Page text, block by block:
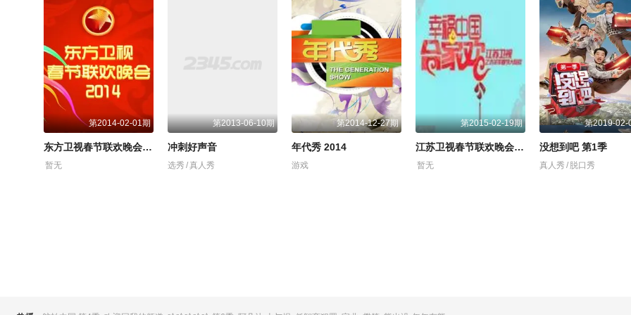
第2014-02-01期
东方卫视春节联欢晚会 2014
暂无
第2013-06-10期
冲刺好声音
选秀 /真人秀
第2014-12-27期
年代秀 2014
游戏
第2015-02-19期
江苏卫视春节联欢晚会 2015
暂无
第2019-02-
没想到吧 第1季
真人秀 / 脱口秀